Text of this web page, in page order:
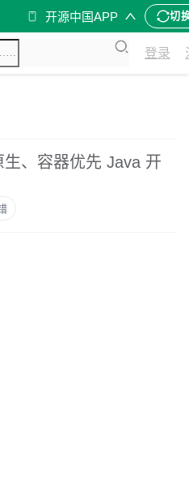
开源中国APP 切
登录
生、容器优先 Java 开